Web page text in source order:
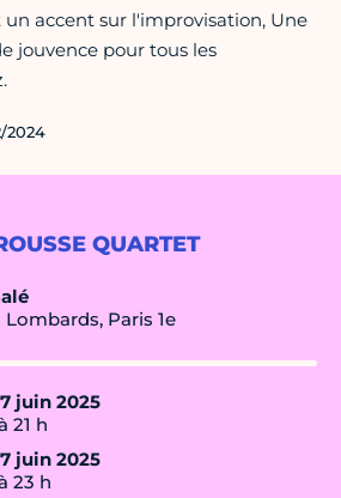
QUARTET
Lombards, Paris 1e
juin 2025
21 h
juin 2025
23 h
accent sur l'improvisation, Une
jouvence pour tous les
2024